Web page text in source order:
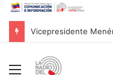
Menú